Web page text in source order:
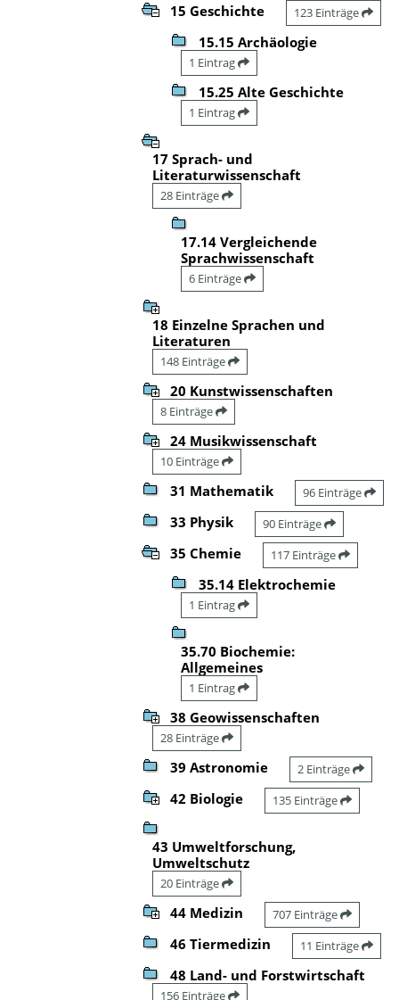
15 Geschichte 123 Einträge
15.15 Archäologie
1 Eintrag
15.25 Alte Geschichte
1 Eintrag
17 Sprach- und
Literaturwissenschaft
28 Einträge
17.14 Vergleichende
Sprachwissenschaft
6 Einträge
18 Einzelne Sprachen und
Literaturen
148 Einträge
20 Kunstwissenschaften
8 Einträge
24 Musikwissenschaft
10 Einträge
31 Mathematik 96 Einträge
33 Physik 90 Einträge
35 Chemie 117 Einträge
35.14 Elektrochemie
1 Eintrag
35.70 Biochemie:
Allgemeines
1 Eintrag
38 Geowissenschaften
28 Einträge
39 Astronomie 2 Einträge
42 Biologie 135 Einträge
43 Umweltforschung,
Umweltschutz
20 Einträge
44 Medizin 707 Einträge
46 Tiermedizin 11 Einträge
48 Land- und Forstwirtschaft
156 Einträge